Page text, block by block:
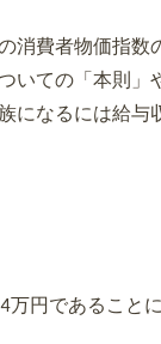
消費者物価指数
いての「本則」
になるには給与
円であることに